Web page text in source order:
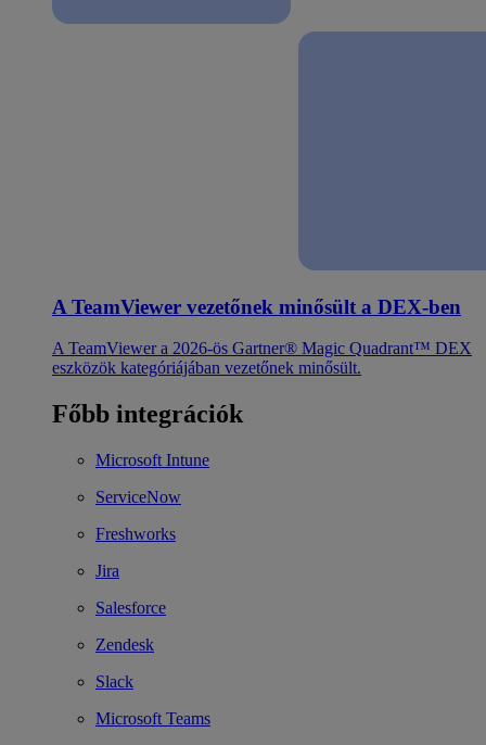
A TeamViewer vezetőnek minősült a DEX-ben
A TeamViewer a 2026-ös Gartner® Magic Quadrant™ DEX
eszközök kategóriájában vezetőnek minősült.
Főbb integrációk
Microsoft Intune
ServiceNow
Freshworks
Jira
Salesforce
Zendesk
Slack
Microsoft Teams